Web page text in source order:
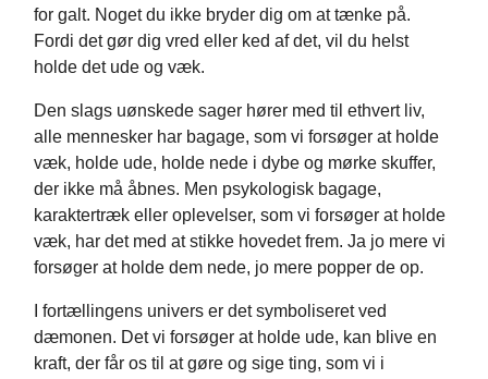
for galt. Noget du ikke bryder dig om at tænke på.
Fordi det gør dig vred eller ked af det, vil du helst
holde det ude og væk.
Den slags uønskede sager hører med til ethvert liv,
alle mennesker har bagage, som vi forsøger at holde
væk, holde ude, holde nede i dybe og mørke skuffer,
der ikke må åbnes. Men psykologisk bagage,
karaktertræk eller oplevelser, som vi forsøger at holde
væk, har det med at stikke hovedet frem. Ja jo mere vi
forsøger at holde dem nede, jo mere popper de op.
I fortællingens univers er det symboliseret ved
dæmonen. Det vi forsøger at holde ude, kan blive en
kraft, der får os til at gøre og sige ting, som vi i